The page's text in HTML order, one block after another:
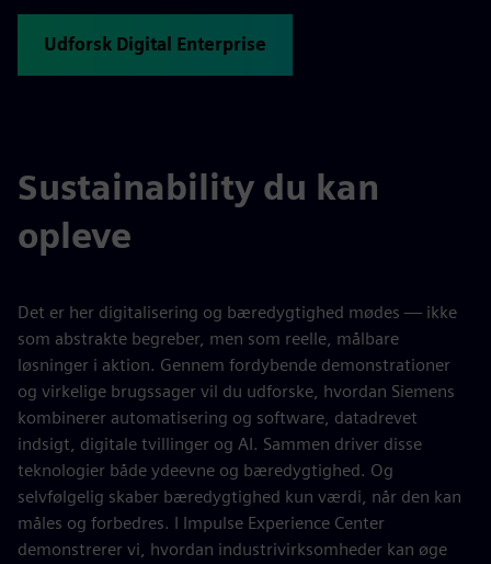
Udforsk Digital Enterprise
Sustainability du kan
opleve
Det er her digitalisering og bæredygtighed mødes — ikke
som abstrakte begreber, men som reelle, målbare
løsninger i aktion. Gennem fordybende demonstrationer
og virkelige brugssager vil du udforske, hvordan Siemens
kombinerer automatisering og software, datadrevet
indsigt, digitale tvillinger og AI. Sammen driver disse
teknologier både ydeevne og bæredygtighed. Og
selvfølgelig skaber bæredygtighed kun værdi, når den kan
måles og forbedres. I Impulse Experience Center
demonstrerer vi, hvordan industrivirksomheder kan øge